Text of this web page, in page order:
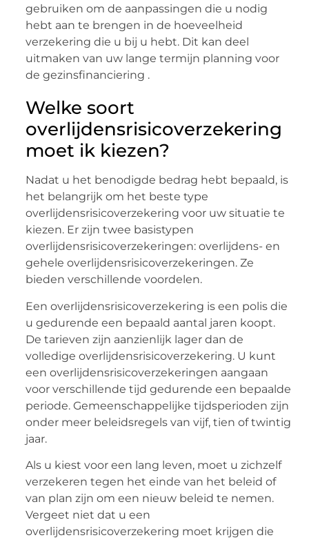
gebruiken om de aanpassingen die u nodig
hebt aan te brengen in de hoeveelheid
verzekering die u bij u hebt. Dit kan deel
uitmaken van uw lange termijn planning voor
de gezinsfinanciering .
Welke soort
overlijdensrisicoverzekering
moet ik kiezen?
Nadat u het benodigde bedrag hebt bepaald, is
het belangrijk om het beste type
overlijdensrisicoverzekering voor uw situatie te
kiezen. Er zijn twee basistypen
overlijdensrisicoverzekeringen: overlijdens- en
gehele overlijdensrisicoverzekeringen. Ze
bieden verschillende voordelen.
Een overlijdensrisicoverzekering is een polis die
u gedurende een bepaald aantal jaren koopt.
De tarieven zijn aanzienlijk lager dan de
volledige overlijdensrisicoverzekering. U kunt
een overlijdensrisicoverzekeringen aangaan
voor verschillende tijd gedurende een bepaalde
periode. Gemeenschappelijke tijdsperioden zijn
onder meer beleidsregels van vijf, tien of twintig
jaar.
Als u kiest voor een lang leven, moet u zichzelf
verzekeren tegen het einde van het beleid of
van plan zijn om een ​​nieuw beleid te nemen.
Vergeet niet dat u een
overlijdensrisicoverzekering moet krijgen die